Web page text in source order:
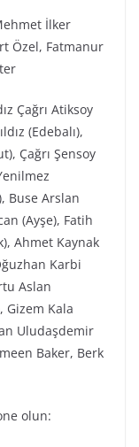
İlker
Özel, Fatmanur
Çağrı Atiksoy
(Edebalı),
Çağrı Şensoy
Buse Arslan
(Ayşe), Fatih
Ahmet Kaynak
Karbi
Aslan
Gizem Kala
Uludaşdemir
Baker, Berk
olun: